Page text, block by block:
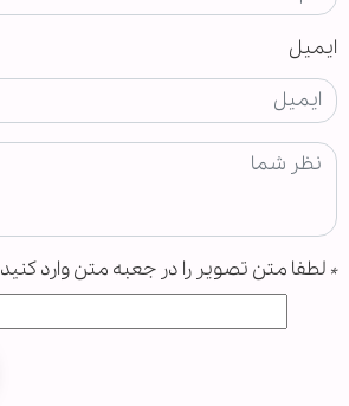
ایمیل
* لطفا متن تصویر را در جعبه متن وارد کنید